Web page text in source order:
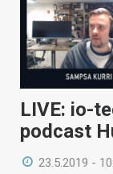
LIVE: io-
podcast
23.5.2019 -